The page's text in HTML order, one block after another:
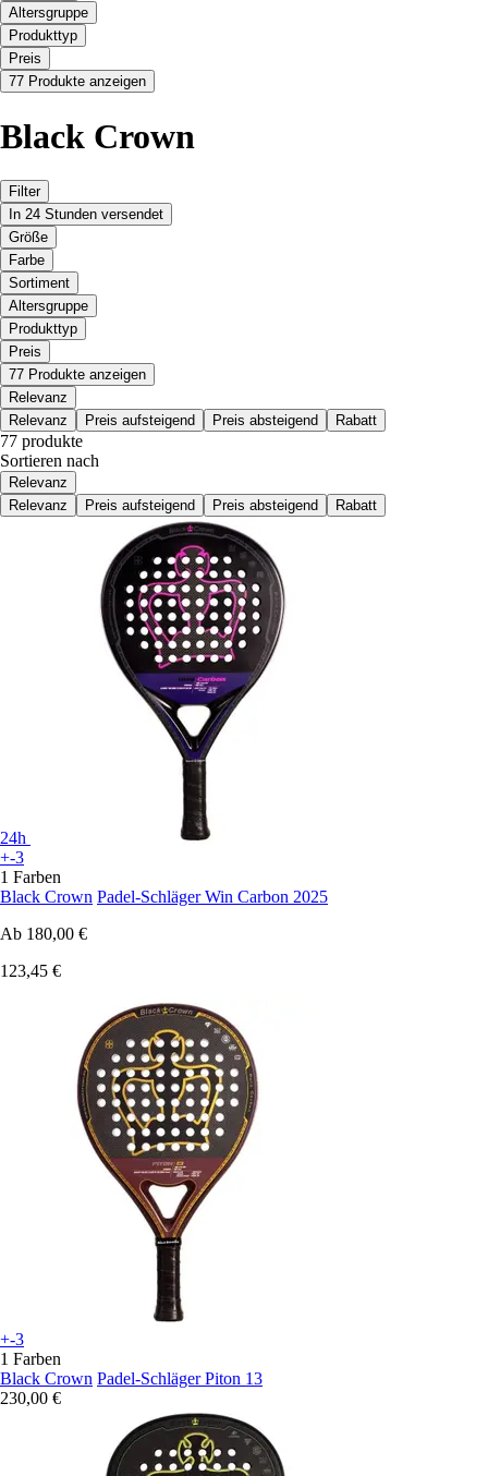
Altersgruppe
Produkttyp
Preis
77 Produkte anzeigen
Black Crown
Filter
In 24 Stunden versendet
Größe
Farbe
Sortiment
Altersgruppe
Produkttyp
Preis
77 Produkte anzeigen
Relevanz
Relevanz
Preis aufsteigend Preis absteigend Rabatt
77 produkte
Sortieren nach
Relevanz
Relevanz
Preis aufsteigend Preis absteigend Rabatt
24h
+-3
1 Farben
Black Crown Padel-Schläger Win Carbon 2025
Ab 180,00 €
123,45 €
+-3
1 Farben
Black Crown Padel-Schläger Piton 13
230,00 €